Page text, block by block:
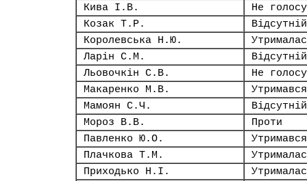
Кива І.В.
Не
Козак Т.Р.
Відсутній
Королевська Н.Ю.
Ларін С.М.
Відсутній
Льовочкін С.В.
Не
Макаренко М.В.
Утримався
Мамоян С.Ч.
Відсутній
Мороз В.В.
Проти
Павленко Ю.О.
Утримався
Плачкова Т.М.
Приходько Н.І.